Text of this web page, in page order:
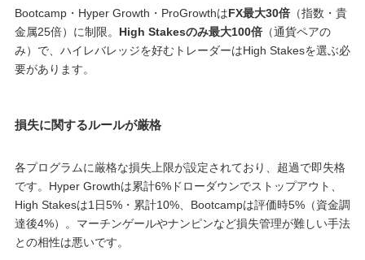
Bootcamp・Hyper Growth・ProGrowthはFX最大30倍（指数・貴
金属25倍）に制限。 High Stakesのみ最大100倍（通貨ペアの
み）で、ハイレバレッジを好むトレーダーはHigh Stakesを選ぶ必
要があります。
損失に関するルールが厳格
各プログラムに厳格な損失上限が設定されており、超過で即失格
です。Hyper Growthは累計6%ドローダウンでストップアウト、
High Stakesは1日5%・累計10%、Bootcampは評価時5%（資金調
達後4%）。マーチンゲールやナンピンなど損失管理が難しい手法
との相性は悪いです。